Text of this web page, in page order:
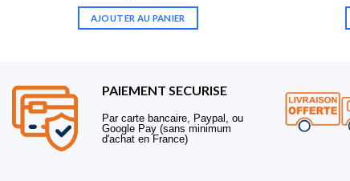
AJOUTER AU PANIER
PAIEMENT SECURISE
Par carte bancaire, Paypal, ou
Google Pay (sans minimum
d'achat en France)